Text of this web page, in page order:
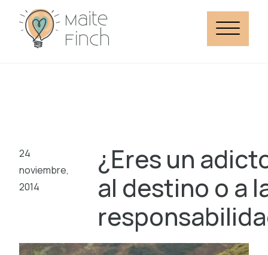
24
noviembre,
2014
¿Eres un
al destino o a